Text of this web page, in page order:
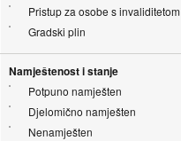
Pristup za osobe s invaliditetom
Gradski plin
Namještenost i stanje
Potpuno namješten
Djelomično namješten
Nenamješten